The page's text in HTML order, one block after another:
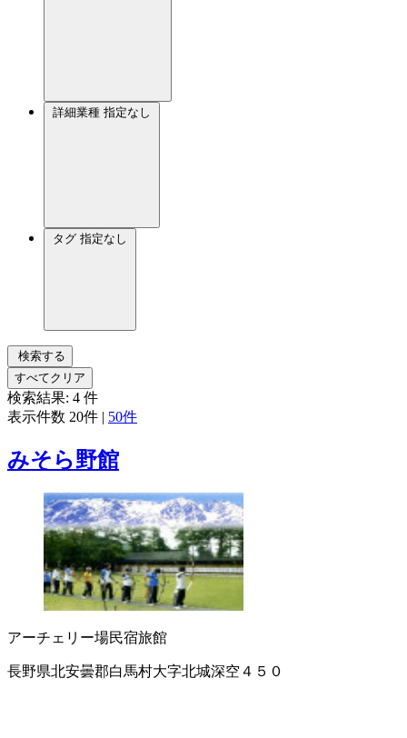
詳細業種 指定なし
タグ 指定なし
検索する
すべてクリア
検索結果: 4 件
表示件数 20件 | 50件
みそら野館
アーチェリー場民宿旅館
長野県北安曇郡白馬村大字北城深空４５０